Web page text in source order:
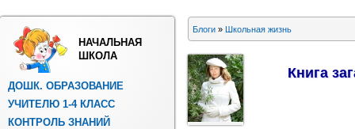
НАЧАЛЬНАЯ
ШКОЛА
ДОШК. ОБРАЗОВАНИЕ
УЧИТЕЛЮ 1-4 КЛАСС
КОНТРОЛЬ ЗНАНИЙ
Блоги » Школьная жизнь
Книга